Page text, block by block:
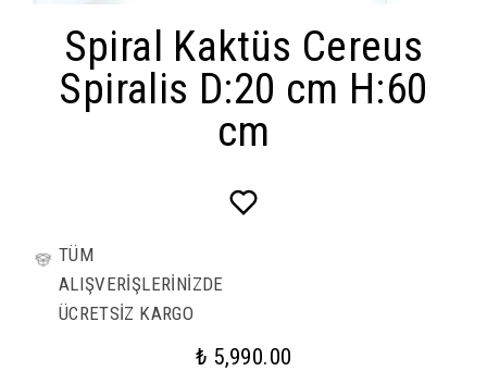
Spiral Kaktüs Cereus
Spiralis D:20 cm H:60
cm
TÜM
ALIŞVERİŞLERİNİZDE
ÜCRETSİZ KARGO
₺ 5,990.00